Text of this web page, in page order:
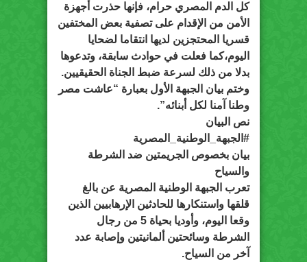
كل الدم المصري حرام، فإنها حذرت أجهزة
الأمن من الإقدام على تصفية بعض المختفين
قسريا المحتجزين لديها انتقاما لضحايا
اليوم،كما فعلت في حوادث سابقة، وتدعوها
بدلا من ذلك لسرعة ضبط الجناة الحقيقيين.
وختم بيان الجبهة الأول بعبارة “عاشت مصر
وطنا آمنا لكل أبنائه”.
نص البيان
#الجبهة_الوطنية_المصرية
بيان بخصوص الجريمتين ضد الشرطة
والسياح
تعرب الجبهة الوطنية المصرية عن بالغ
قلقها واستنكارها للحادثين الإرهابيين الذين
وقعا اليوم، وأوديا بحياة 5 من رجال
الشرطة وسائحتين ألمانيتين وإصابة عدد
آخر من السياح.